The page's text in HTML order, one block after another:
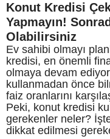
Konut Kredisi
Yapmayın!
Olabilirsiniz
Ev sahibi olmayı
kredisi, en önemli
olmaya devam
kullanmadan önce
faiz oranlarını
Peki, konut kredisi
gerekenler neler?
dikkat edilmesi